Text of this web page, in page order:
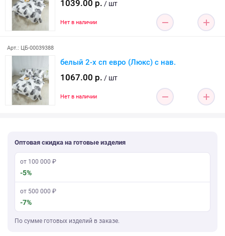
1039.00 р. / шт
Нет в наличии
Арт.: ЦБ-00039388
белый 2-х сп евро (Люкс) с нав.
1067.00 р. / шт
Нет в наличии
Оптовая скидка на готовые изделия
от 100 000 ₽
-5%
от 500 000 ₽
-7%
По сумме готовых изделий в заказе.